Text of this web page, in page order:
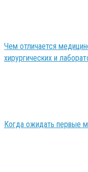
Чем отличается
хирургических и
Когда ожидать первые